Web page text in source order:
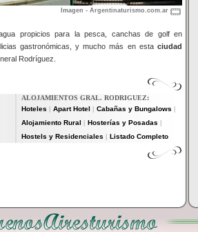
Imagen - Argentinaturismo.com.ar
propicios para la pesca, canchas de golf en
gastronómicas, y mucho más en esta ciudad
Rodríguez.
ALOJAMIENTOS GRAL. RODRIGUEZ:
Hoteles
Apart Hotel Cabañas y Bungalows
Alojamiento Rural Hosterías y Posadas
Hostels y Residenciales Listado Completo